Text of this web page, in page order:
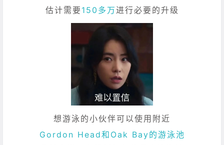
估计需要150多万进行必要的升级
想游泳的小伙伴可以使用附近
Gordon Head和Oak Bay的游泳池